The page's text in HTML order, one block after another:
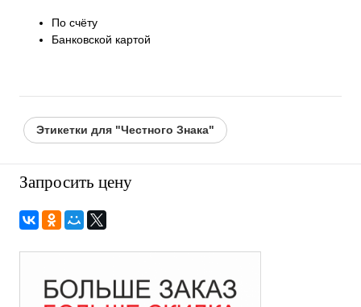
По счёту
Банковской картой
Этикетки для "Честного Знака"
Запросить цену